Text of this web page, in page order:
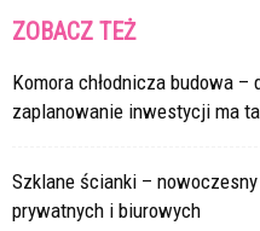
ZOBACZ TEŻ
Komora chłodnicza budowa
zaplanowanie inwestycji ma
Szklane ścianki –
prywatnych i biurowych